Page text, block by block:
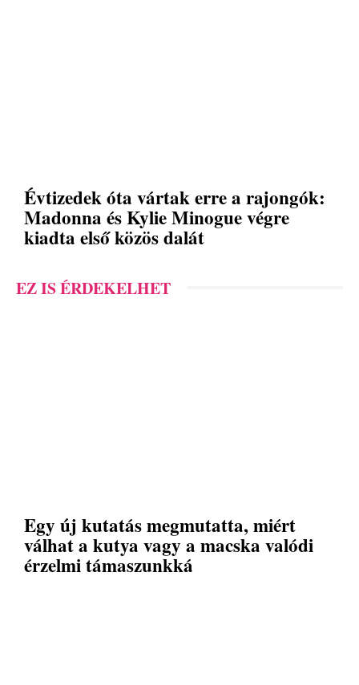
Évtizedek óta vártak erre a rajongók:
Madonna és Kylie Minogue végre
kiadta első közös dalát
EZ IS ÉRDEKELHET
Egy új kutatás megmutatta, miért
válhat a kutya vagy a macska valódi
érzelmi támaszunkká